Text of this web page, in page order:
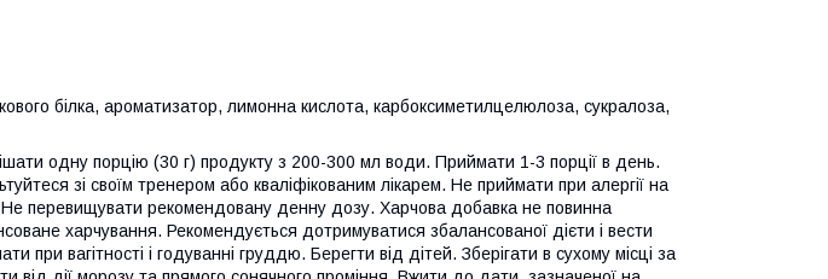
білка, ароматизатор, лимонна кислота, карбоксиметилцелюлоза, сукралоза,
одну порцію (30 г) продукту з 200-300 мл води. Приймати 1-3 порції в день.
зі своїм тренером або кваліфікованим лікарем. Не приймати при алергії на
перевищувати рекомендовану денну дозу. Харчова добавка не повинна
харчування. Рекомендується дотримуватися збалансованої дієти і вести
при вагітності і годуванні груддю. Берегти від дітей. Зберігати в сухому місці за